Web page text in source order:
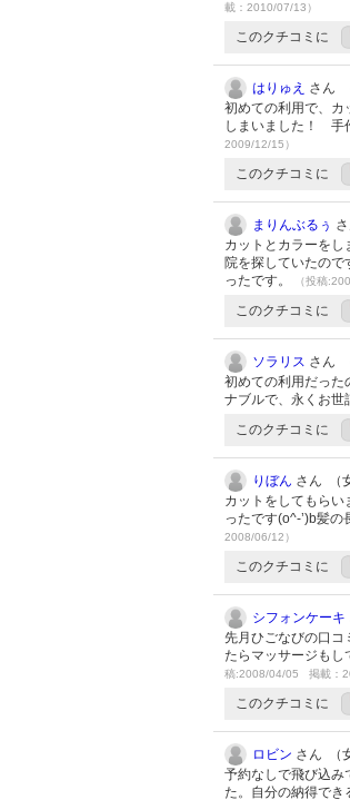
載：2010/07/13）
このクチコミに
はりゅえ さん
初めての利用で、カ
しまいました！ 手
2009/12/15）
このクチコミに
まりんぶるぅ
カットとカラーを
院を探していたの
ったです。
（投稿
このクチコミに
ソラリス さん
初めての利用だった
ナブルで、永くお世
このクチコミに
りぼん さん （
カットをしてもら
ったです(o^-’)b髪
2008/06/12）
このクチコミに
シフォンケーキ
先月ひごなびの口
たらマッサージもし
稿:2008/04/05 掲載：
このクチコミに
ロビン さん （
予約なしで飛び込み
た。自分の納得で